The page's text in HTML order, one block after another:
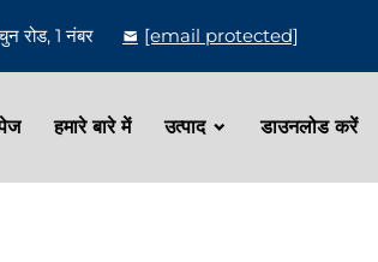
रोड, 1 नंबर [email protected]
हमारे बारे में उत्पाद डाउनलोड करें